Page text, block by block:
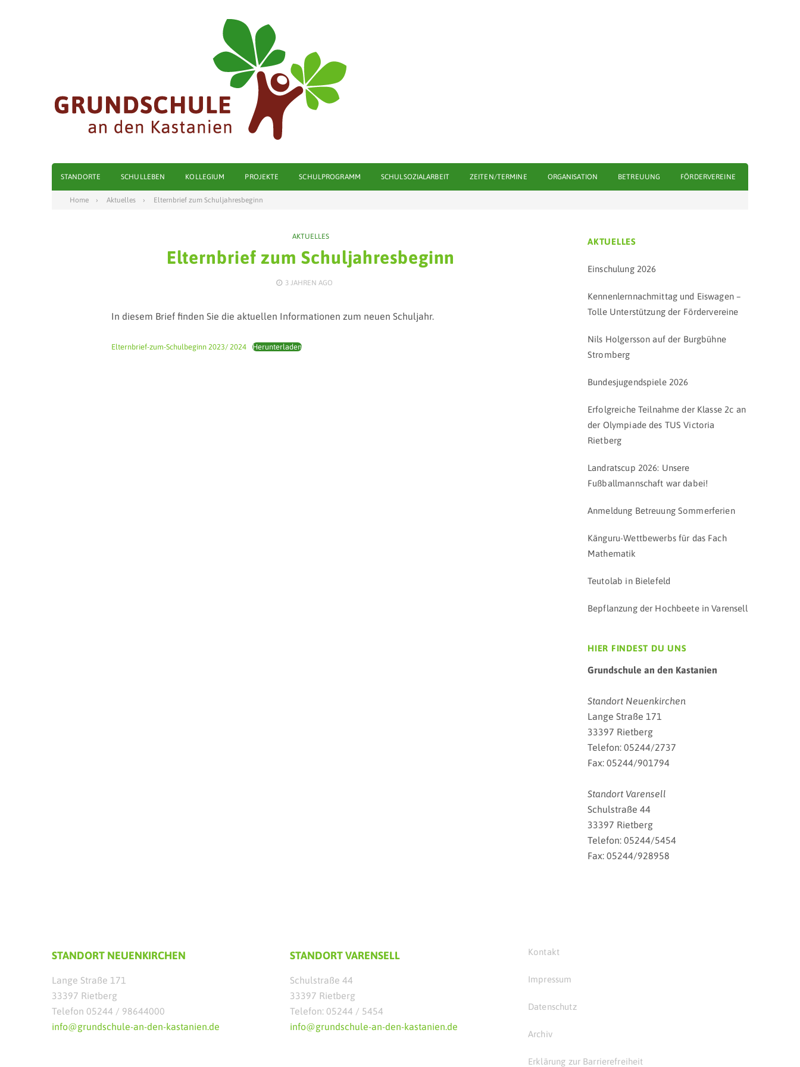
STANDORTE SCHULLEBEN KOLLEGIUM PROJEKTE SCHULPROGRAMM SCHULSOZIALARBEIT ZEITEN/TERMINE ORGANISATION BETREUUNG FÖRDERVEREINE
Home Aktuelles Elternbrief zum Schuljahresbeginn
AKTUELLES
Elternbrief zum Schuljahresbeginn
3 JAHREN AGO
In diesem Brief finden Sie die aktuellen Informationen zum neuen Schuljahr.
Elternbrief-zum-Schulbeginn 2023/ 2024 Herunterladen
AKTUELLES
Einschulung 2026
Kennenlernnachmittag und Eiswagen –
Tolle Unterstützung der Fördervereine
Nils Holgersson auf der Burgbühne
Stromberg
Bundesjugendspiele 2026
Erfolgreiche Teilnahme der Klasse 2c an
der Olympiade des TUS Victoria
Rietberg
Landratscup 2026: Unsere
Fußballmannschaft war dabei!
Anmeldung Betreuung Sommerferien
Känguru-Wettbewerbs für das Fach
Mathematik
Teutolab in Bielefeld
Bepflanzung der Hochbeete in Varensell
HIER FINDEST DU UNS
Grundschule an den Kastanien
Standort Neuenkirchen
Lange Straße 171
33397 Rietberg
Telefon: 05244/2737
Fax: 05244/901794
Standort Varensell
Schulstraße 44
33397 Rietberg
Telefon: 05244/5454
Fax: 05244/928958
STANDORT NEUENKIRCHEN
Lange Straße 171
33397 Rietberg
Telefon 05244 / 98644000
info@grundschule-an-den-kastanien.de
STANDORT VARENSELL
Schulstraße 44
33397 Rietberg
Telefon: 05244 / 5454
info@grundschule-an-den-kastanien.de
Kontakt
Impressum
Datenschutz
Archiv
Erklärung zur Barrierefreiheit